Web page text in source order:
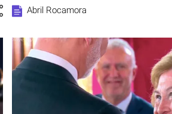
Abril Rocamora